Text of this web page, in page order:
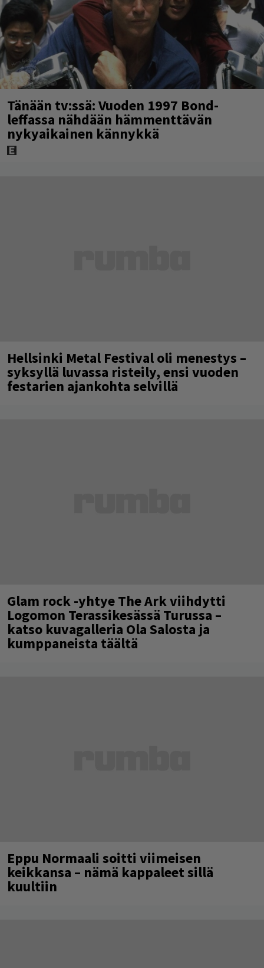
Tänään tv:ssä: Vuoden 1997 Bond-
leffassa nähdään hämmenttävän
nykyaikainen kännykkä
Hellsinki Metal Festival oli menestys –
syksyllä luvassa risteily, ensi vuoden
festarien ajankohta selvillä
Glam rock -yhtye The Ark viihdytti
Logomon Terassikesässä Turussa –
katso kuvagalleria Ola Salosta ja
kumppaneista täältä
Eppu Normaali soitti viimeisen
keikkansa – nämä kappaleet sillä
kuultiin